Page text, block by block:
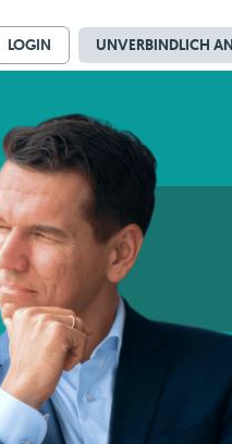
LOGIN UNVERBINDLICH